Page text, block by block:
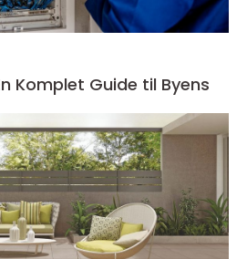
Komplet Guide til Byens